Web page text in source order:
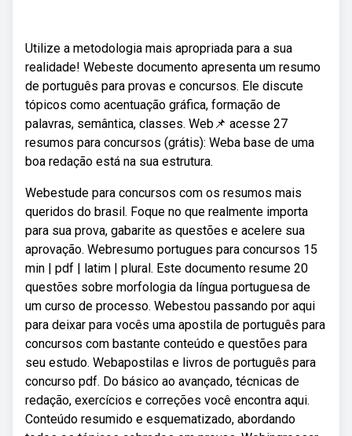
Utilize a metodologia mais apropriada para a sua
realidade! Webeste documento apresenta um resumo
de português para provas e concursos. Ele discute
tópicos como acentuação gráfica, formação de
palavras, semântica, classes. Web📌 acesse 27
resumos para concursos (grátis): Weba base de uma
boa redação está na sua estrutura.
Webestude para concursos com os resumos mais
queridos do brasil. Foque no que realmente importa
para sua prova, gabarite as questões e acelere sua
aprovação. Webresumo portugues para concursos 15
min | pdf | latim | plural. Este documento resume 20
questões sobre morfologia da língua portuguesa de
um curso de processo. Webestou passando por aqui
para deixar para vocês uma apostila de português para
concursos com bastante conteúdo e questões para
seu estudo. Webapostilas e livros de português para
concurso pdf. Do básico ao avançado, técnicas de
redação, exercícios e correções você encontra aqui.
Conteúdo resumido e esquematizado, abordando